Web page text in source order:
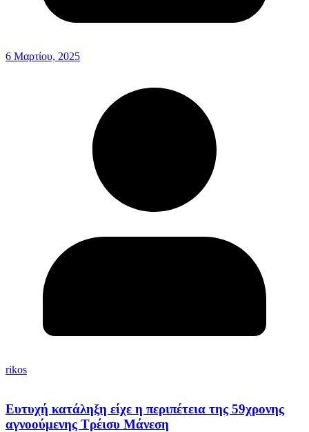
6 Μαρτίου, 2025
rikos
Ευτυχή κατάληξη είχε η περιπέτεια της 59χρονης
αγνοούμενης Τρέισυ Μάνεση